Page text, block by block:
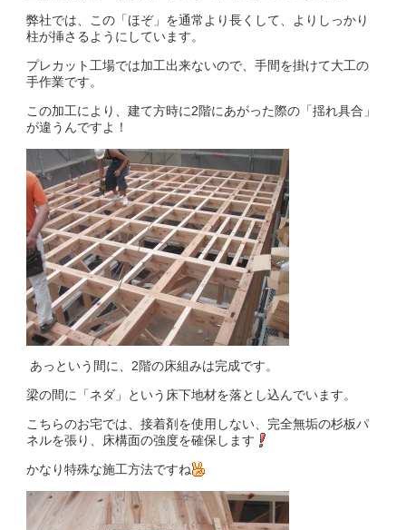
弊社では、この「ほぞ」を通常より長くして、よりしっかり
柱が挿さるようにしています。
プレカット工場では加工出来ないので、手間を掛けて大工の
手作業です。
この加工により、建て方時に2階にあがった際の「揺れ具合」
が違うんですよ！
あっという間に、2階の床組みは完成です。
梁の間に「ネダ」という床下地材を落とし込んでいます。
こちらのお宅では、接着剤を使用しない、完全無垢の杉板パ
ネルを張り、床構面の強度を確保します
かなり特殊な施工方法ですね